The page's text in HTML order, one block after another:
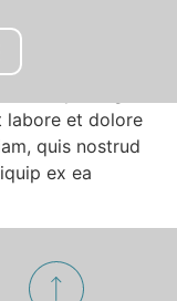
labore et dolore
quis nostrud
ex ea